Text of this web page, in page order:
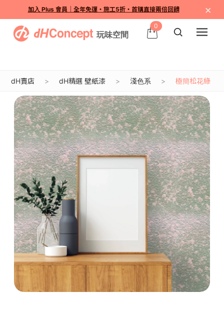
加入 Plus 會員｜全年免運・施工5折・首購直接兩倍回饋 ×
0
dH賣店 dH精選 壁紙漆 淺色系 極簡松花綠